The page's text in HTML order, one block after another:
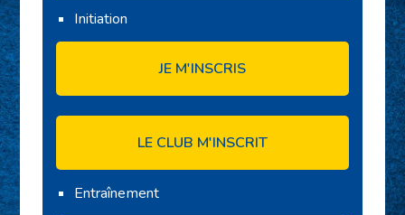
Initiation
JE M'INSCRIS
LE CLUB M'INSCRIT
Entraînement